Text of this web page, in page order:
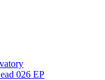
026 EP